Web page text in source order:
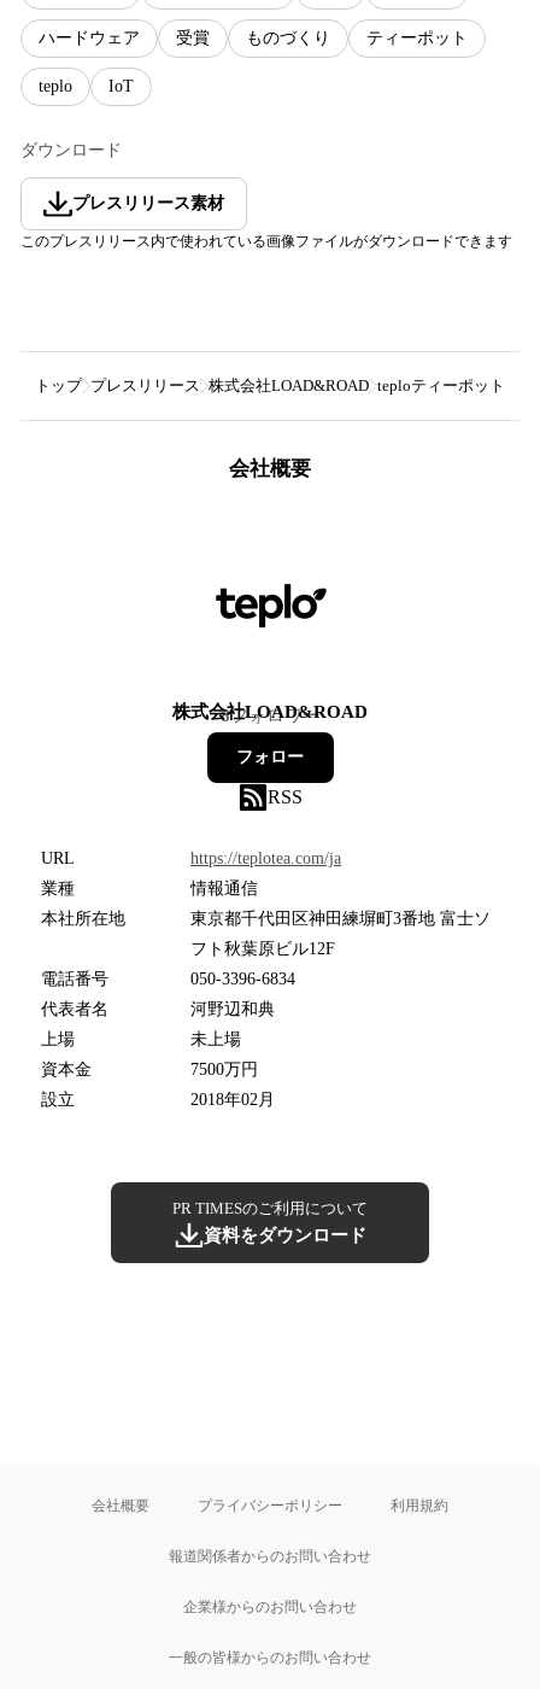
ハードウェア 受賞 ものづくり ティーポット
teplo IoT
ダウンロード
プレスリリース素材
このプレスリリース内で使われている画像ファイルがダウンロードできます
トップ プレスリリース 株式会社LOAD&ROAD teploティーポット、
会社概要
株式会社LOAD&ROAD
8フォロワー
フォロー
RSS
URL
https://teplotea.com/ja
業種
情報通信
本社所在地
東京都千代田区神田練塀町3番地 富士ソ
フト秋葉原ビル12F
電話番号
050-3396-6834
代表者名
河野辺和典
上場
未上場
資本金
7500万円
設立
2018年02月
PR TIMESのご利用について
資料をダウンロード
会社概要 プライバシーポリシー 利用規約
報道関係者からのお問い合わせ
企業様からのお問い合わせ
一般の皆様からのお問い合わせ